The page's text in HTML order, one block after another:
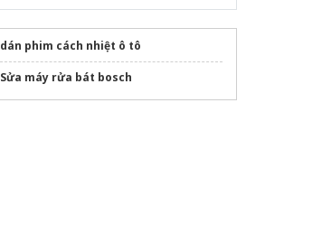
dán phim cách nhiệt ô tô
Sửa máy rửa bát bosch